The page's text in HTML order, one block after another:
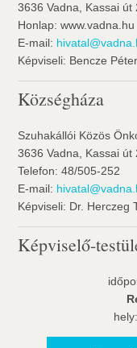
3636 Vadna, Kassai út
Honlap: www.vadna.hu
E-mail:
Képviseli: Bencze
Községháza
Szuhakállói Közös
3636 Vadna, Kassai út
Telefon: 48/505-252
E-mail:
Képviseli: Dr. Herczeg
Képviselő-
hely: